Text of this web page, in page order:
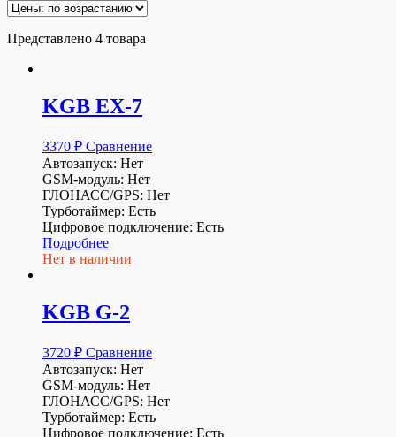
Представлено 4 товара
KGB EX-7
3370 ₽ Сравнение
Автозапуск: Нет
GSM-модуль: Нет
ГЛОНАСС/GPS: Нет
Турботаймер: Есть
Цифровое подключение: Есть
Подробнее
Нет в наличии
KGB G-2
3720 ₽ Сравнение
Автозапуск: Нет
GSM-модуль: Нет
ГЛОНАСС/GPS: Нет
Турботаймер: Есть
Цифровое подключение: Есть